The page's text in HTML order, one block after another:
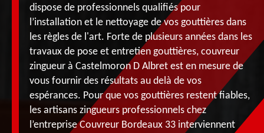
dispose de professionnels qualifiés pour
l’installation et le nettoyage de vos gouttières dans
les règles de l'art. Forte de plusieurs années dans les
travaux de pose et entretien gouttières, couvreur
zingueur à Castelmoron D Albret est en mesure de
vous fournir des résultats au delà de vos
espérances. Pour que vos gouttières restent fiables,
les artisans zingueurs professionnels chez
l’entreprise Couvreur Bordeaux 33 interviennent